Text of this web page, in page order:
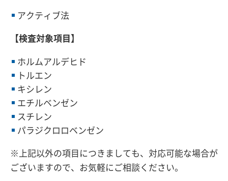
アクティブ法
【検査対象項目】
ホルムアルデヒド
トルエン
キシレン
エチルベンゼン
スチレン
パラジクロロベンゼン
※上記以外の項目につきましても、対応可能な場合が
ございますので、お気軽にご相談ください。